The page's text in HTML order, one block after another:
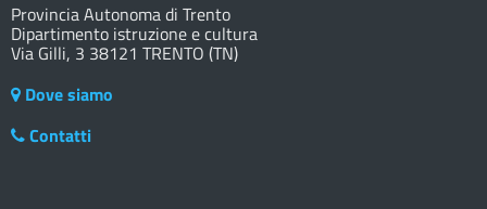
Provincia Autonoma di Trento
Dipartimento istruzione e cultura
Via Gilli, 3 38121 TRENTO (TN)
Dove siamo
Contatti